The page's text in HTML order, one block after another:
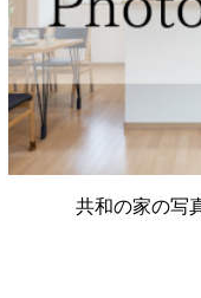
共和の家の写